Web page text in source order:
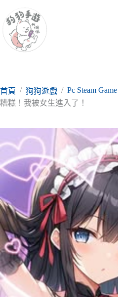
至
要
首頁 / 狗狗遊戲 / Pc Steam Game
糟糕！我被女生進入了！